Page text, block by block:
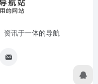
资讯于一体的导航